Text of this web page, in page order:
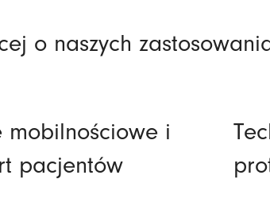
o naszych
mobilnościowe i
pacjentów